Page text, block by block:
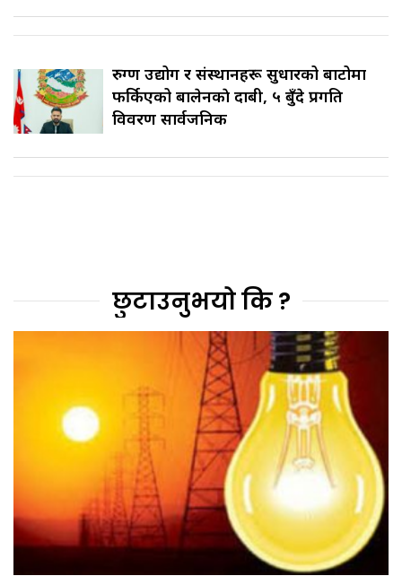
रुग्ण उद्योग र संस्थानहरू सुधारको बाटोमा
फर्किएको बालेनकाे दाबी, ५ बुँदे प्रगति
विवरण सार्वजनिक
छुटाउनुभयो कि ?